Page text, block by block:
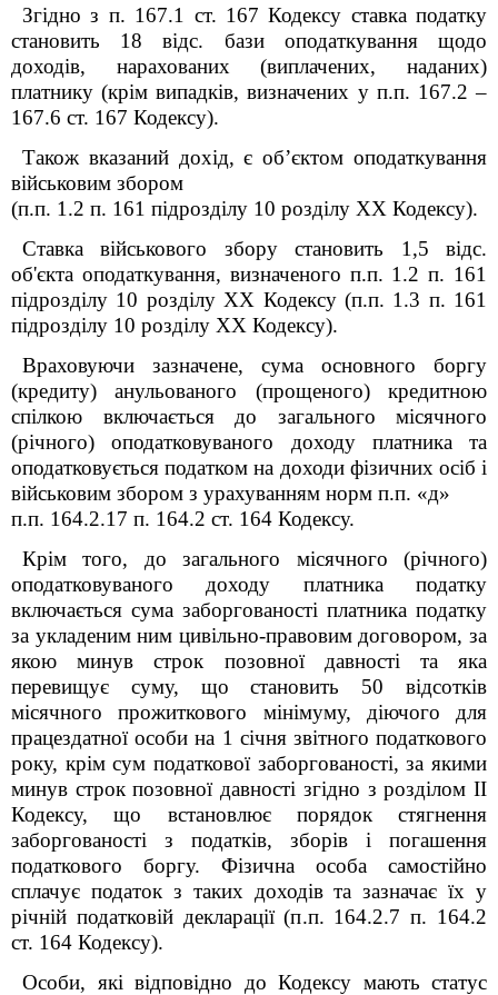
Згідно з п. 167.1 ст. 167 Кодексу ставка податку
становить 18 відс. бази оподаткування щодо
доходів, нарахованих (виплачених, наданих)
платнику (крім випадків, визначених у п.п. 167.2 –
167.6 ст. 167 Кодексу).
Також вказаний дохід, є об’єктом оподаткування
військовим збором
(п.п. 1.2 п. 161 підрозділу 10 розділу XX Кодексу).
Ставка військового збору становить 1,5 відс.
об'єкта оподаткування, визначеного п.п. 1.2 п. 161
підрозділу 10 розділу XX Кодексу (п.п. 1.3 п. 161
підрозділу 10 розділу XX Кодексу).
Враховуючи зазначене, сума основного боргу
(кредиту) анульованого (прощеного) кредитною
спілкою включається до загального місячного
(річного) оподатковуваного доходу платника та
оподатковується податком на доходи фізичних осіб і
військовим збором з урахуванням норм п.п. «д»
п.п. 164.2.17 п. 164.2 ст. 164 Кодексу.
Крім того, до загального місячного (річного)
оподатковуваного доходу платника податку
включається сума заборгованості платника податку
за укладеним ним цивільно-правовим договором, за
якою минув строк позовної давності та яка
перевищує суму, що становить 50 відсотків
місячного прожиткового мінімуму, діючого для
працездатної особи на 1 січня звітного податкового
року, крім сум податкової заборгованості, за якими
минув строк позовної давності згідно з розділом II
Кодексу, що встановлює порядок стягнення
заборгованості з податків, зборів і погашення
податкового боргу. Фізична особа самостійно
сплачує податок з таких доходів та зазначає їх у
річній податковій декларації (п.п. 164.2.7 п. 164.2
ст. 164 Кодексу).
Особи, які відповідно до Кодексу мають статус